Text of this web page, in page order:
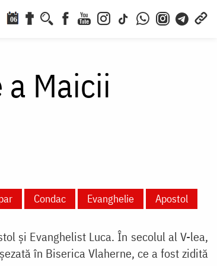
06
Maicii
Condac Evanghelie Apostol
și Evanghelist Luca. În secolul al V-lea,
în Biserica Vlaherne, ce a fost zidită